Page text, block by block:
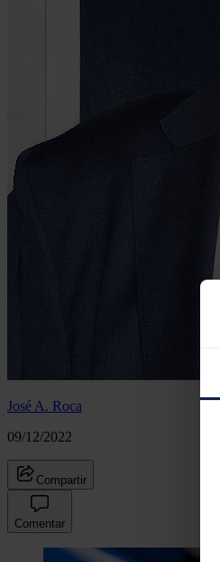
José A. Roca
09/12/2022
Compartir
Comentar